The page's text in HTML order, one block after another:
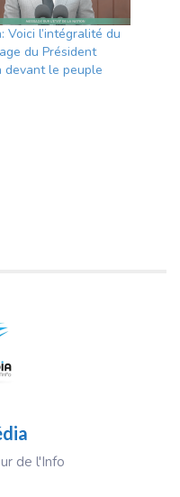
Voici l’intégralité du
du Président
devant le peuple
de l'Info